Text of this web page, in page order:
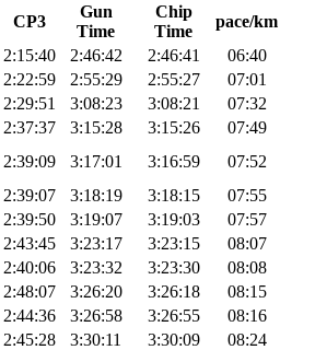
CP3
Gun
Time
Chip
Time
pace/km
2:15:40 2:46:42 2:46:41
06:40
2:22:59 2:55:29 2:55:27 07:01
2:29:51 3:08:23 3:08:21 07:32
2:37:37 3:15:28 3:15:26 07:49
2:39:09 3:17:01 3:16:59 07:52
2:39:07 3:18:19 3:18:15 07:55
2:39:50 3:19:07 3:19:03 07:57
2:43:45 3:23:17 3:23:15 08:07
2:40:06 3:23:32 3:23:30 08:08
2:48:07 3:26:20 3:26:18
08:15
2:44:36 3:26:58 3:26:55 08:16
2:45:28 3:30:11 3:30:09 08:24